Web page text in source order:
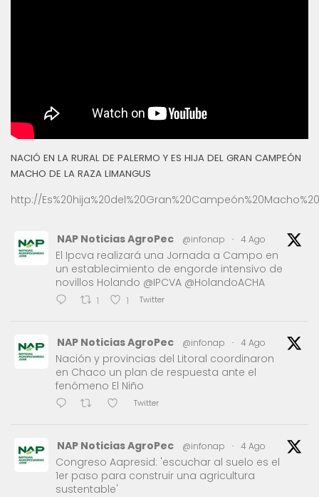
NACIÓ EN LA RURAL DE PALERMO Y ES HIJA DEL GRAN CAMPEÓN
MACHO DE LA RAZA LIMANGUS
http://
NAP Noticias AgroPec @infonap · 4 Ago
El Ipcva realizará una Jornada a Campo en
un establecimiento de engorde intensivo de
novillos Holando @IPCVA @HolandoACHA
1 1 Twitter
NAP Noticias AgroPec @infonap · 4 Ago
Nación y provincias del Litoral coordinaron
en Chaco un plan de respuesta ante el
fenómeno El Niño
Twitter
NAP Noticias AgroPec @infonap · 4 Ago
Congreso Aapresid: 'escuchar al suelo es el
1er paso para construir una agricultura
sustentable'